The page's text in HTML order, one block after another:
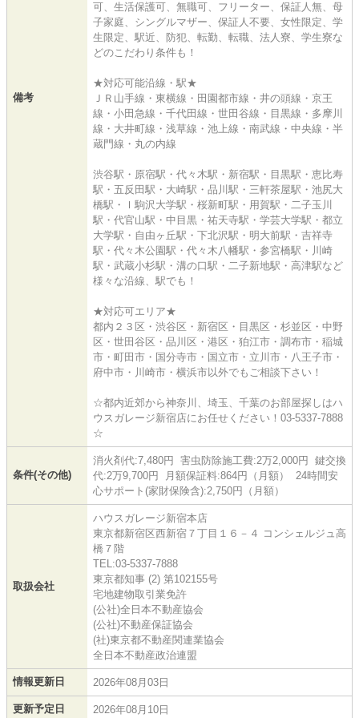
備考
可、生活保護可、無職可、フリーター、保証人無、母
子家庭、シングルマザー、保証人不要、女性限定、学
生限定、駅近、防犯、転勤、転職、法人寮、学生寮な
どのこだわり条件も！
★対応可能沿線・駅★
ＪＲ山手線・東横線・田園都市線・井の頭線・京王
線・小田急線・千代田線・世田谷線・目黒線・多摩川
線・大井町線・浅草線・池上線・南武線・中央線・半
蔵門線・丸の内線
渋谷駅・原宿駅・代々木駅・新宿駅・目黒駅・恵比寿
駅・五反田駅・大崎駅・品川駅・三軒茶屋駅・池尻大
橋駅・ｌ駒沢大学駅・桜新町駅・用賀駅・二子玉川
駅・代官山駅・中目黒・祐天寺駅・学芸大学駅・都立
大学駅・自由ヶ丘駅・下北沢駅・明大前駅・吉祥寺
駅・代々木公園駅・代々木八幡駅・参宮橋駅・川崎
駅・武蔵小杉駅・溝の口駅・二子新地駅・高津駅など
様々な沿線、駅でも！
★対応可エリア★
都内２３区・渋谷区・新宿区・目黒区・杉並区・中野
区・世田谷区・品川区・港区・狛江市・調布市・稲城
市・町田市・国分寺市・国立市・立川市・八王子市・
府中市・川崎市・横浜市以外でもご相談下さい！
☆都内近郊から神奈川、埼玉、千葉のお部屋探しはハ
ウスガレージ新宿店にお任せください！03-5337-7888
☆
条件(その他)
消火剤代:7,480円 害虫防除施工費:2万2,000円 鍵交換
代:2万9,700円 月額保証料:864円（月額） 24時間安
心サポート(家財保険含):2,750円（月額）
取扱会社
ハウスガレージ新宿本店
東京都新宿区西新宿７丁目１６－４ コンシェルジュ高
橋７階
TEL:03-5337-7888
東京都知事 (2) 第102155号
宅地建物取引業免許
(公社)全日本不動産協会
(公社)不動産保証協会
(社)東京都不動産関連業協会
全日本不動産政治連盟
情報更新日 2026年08月03日
更新予定日 2026年08月10日